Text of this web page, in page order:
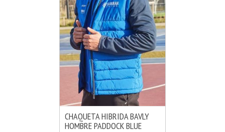
AÑADIR MÁS INFO
CHAQUETA HIBRIDA BAVLY
HOMBRE PADDOCK BLUE